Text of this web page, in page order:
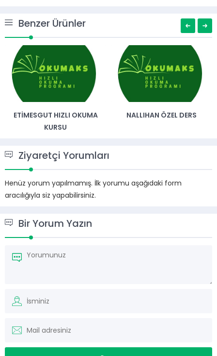
Benzer Ürünler
ETIMESGUT HIZLI OKUMA
KURSU
NALLIHAN ÖZEL DERS
Ziyaretçi Yorumları
Henüz yorum yapılmamış. İlk yorumu aşağıdaki form
aracılığıyla siz yapabilirsiniz.
Bir Yorum Yazın